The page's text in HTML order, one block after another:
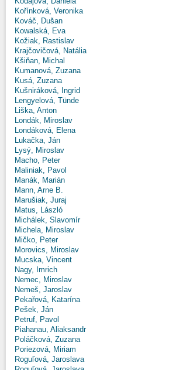
Kořínková, Veronika
Kováč, Dušan
Kowalská, Eva
Kožiak, Rastislav
Krajčovičová, Natália
Kšiňan, Michal
Kumanová, Zuzana
Kusá, Zuzana
Kušniráková, Ingrid
Lengyelová, Tünde
Liška, Anton
Londák, Miroslav
Londáková, Elena
Lukačka, Ján
Lysý, Miroslav
Macho, Peter
Maliniak, Pavol
Manák, Marián
Mann, Arne B.
Marušiak, Juraj
Matus, László
Michálek, Slavomír
Michela, Miroslav
Mičko, Peter
Morovics, Miroslav
Mucska, Vincent
Nagy, Imrich
Nemec, Miroslav
Nemeš, Jaroslav
Pekařová, Katarína
Pešek, Ján
Petruf, Pavol
Piahanau, Aliaksandr
Poláčková, Zuzana
Poriezová, Miriam
Roguľová, Jaroslava